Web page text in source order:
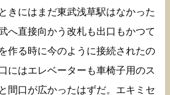
きにはまだ東武浅草駅はなかった
へ直接向かう改札も出口もかつて
作る時に今のように接続されたの
にはエレベーターも車椅子用のス
間口が広かったはずだ。エキミセ